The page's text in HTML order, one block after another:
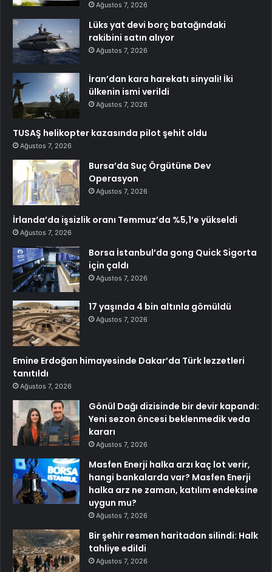
Ağustos 7, 2026
Lüks yat devi borç batağındaki
rakibini satın alıyor
Ağustos 7, 2026
İran’dan kara harekatı sinyali! İki
ülkenin ismi verildi
Ağustos 7, 2026
TUSAŞ helikopter kazasında pilot şehit oldu
Ağustos 7, 2026
Bursa’da Suç Örgütüne Dev
Operasyon
Ağustos 7, 2026
İrlanda’da işsizlik oranı Temmuz’da %5,1’e yükseldi
Ağustos 7, 2026
Borsa İstanbul’da gong Quick Sigorta
için çaldı
Ağustos 7, 2026
17 yaşında 4 bin altınla gömüldü
Ağustos 7, 2026
Emine Erdoğan himayesinde Dakar’da Türk lezzetleri
tanıtıldı
Ağustos 7, 2026
Gönül Dağı dizisinde bir devir kapandı:
Yeni sezon öncesi beklenmedik veda
kararı
Ağustos 7, 2026
Masfen Enerji halka arzı kaç lot verir,
hangi bankalarda var? Masfen Enerji
halka arz ne zaman, katılım endeksine
uygun mu?
Ağustos 7, 2026
Bir şehir resmen haritadan silindi: Halk
tahliye edildi
Ağustos 7, 2026